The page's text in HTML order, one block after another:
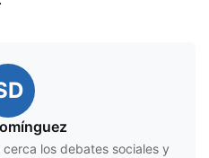
los debates sociales y